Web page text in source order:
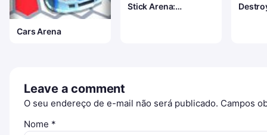
Cars Arena
Stick Arena:
Leave a comment
O seu endereço de e-mail não será publicado. Campos
Nome *